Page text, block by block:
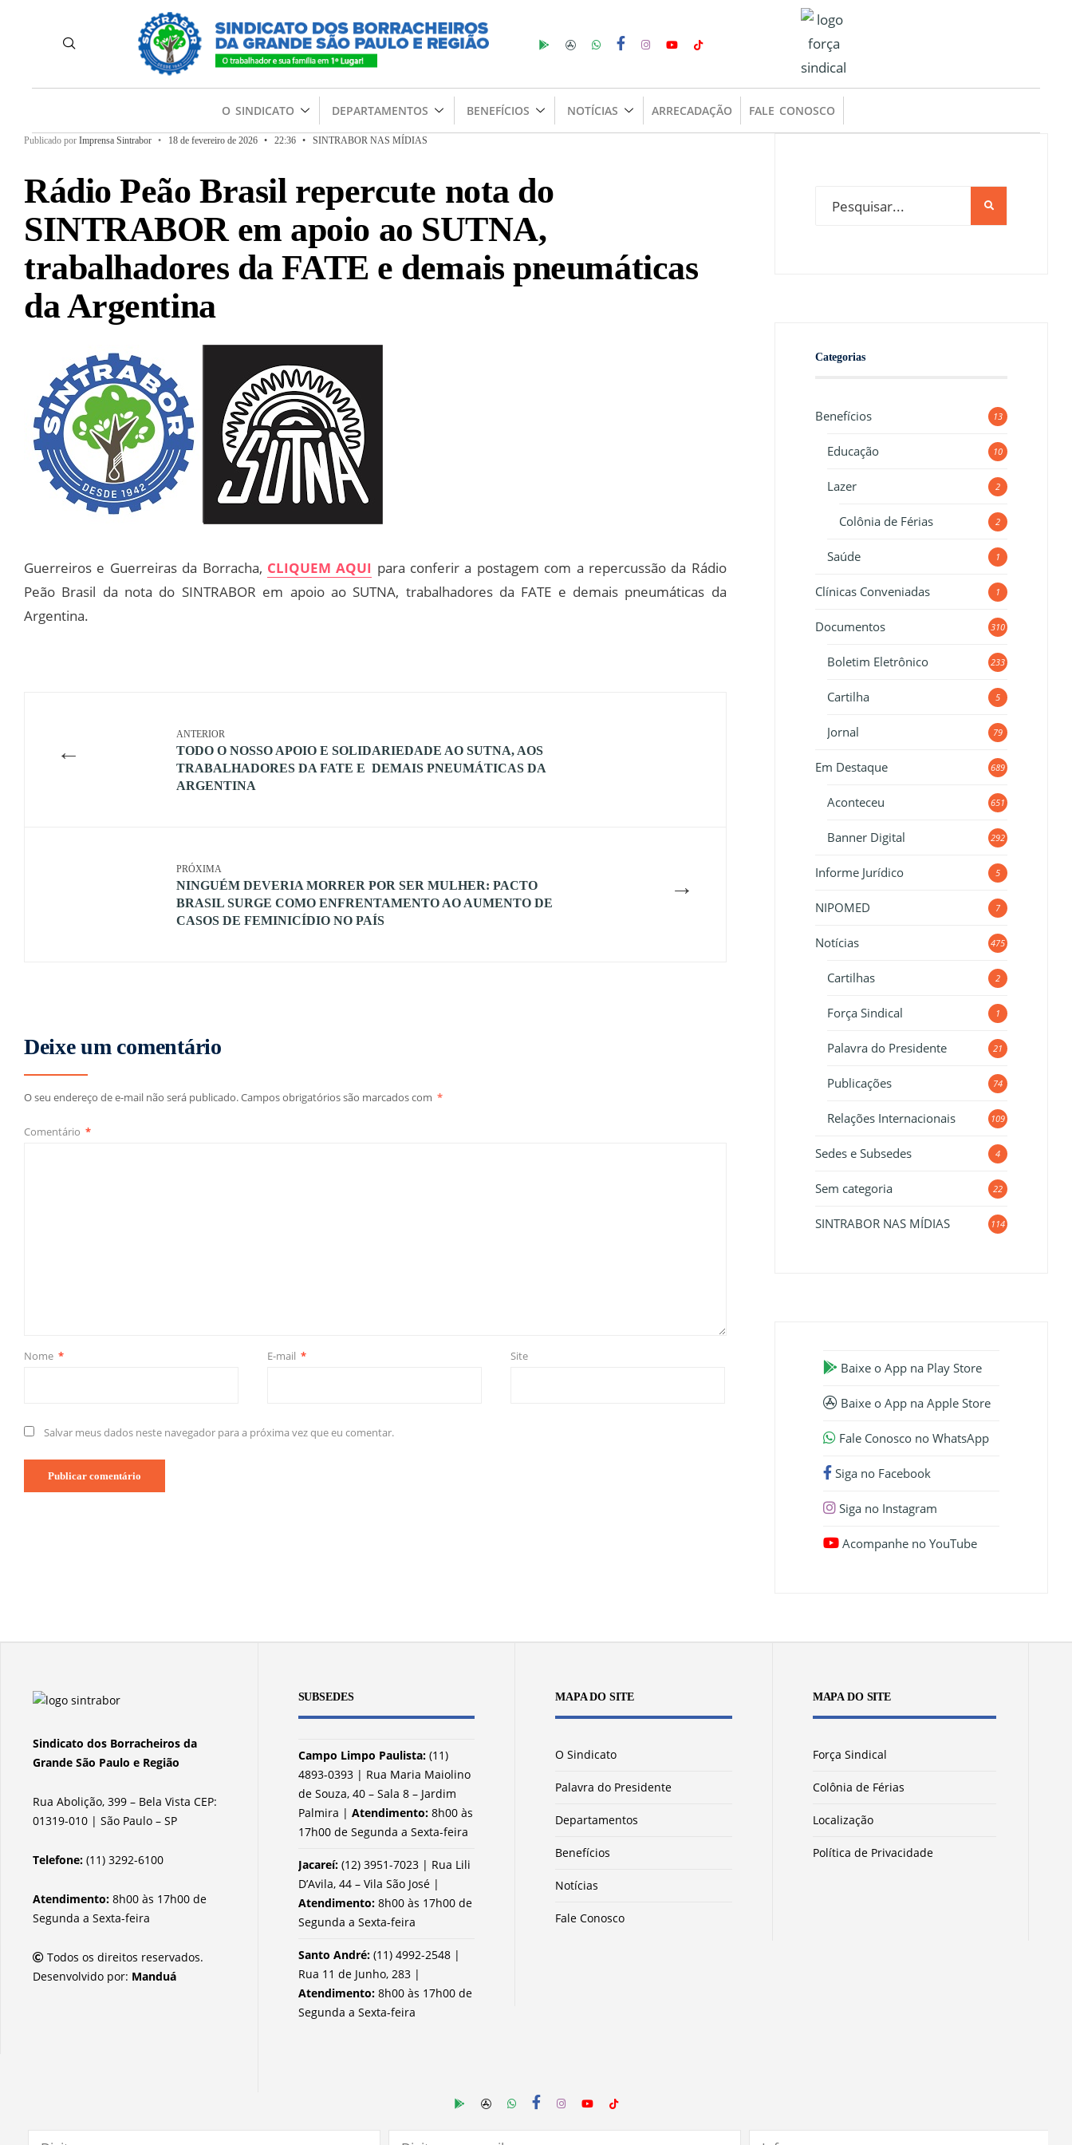
O SINDICATO DEPARTAMENTOS BENEFÍCIOS NOTÍCIAS ARRECADAÇÃO FALE CONOSCO
Publicado por Imprensa Sintrabor • 18 de fevereiro de 2026 • 22:36 • SINTRABOR NAS MÍDIAS
Rádio Peão Brasil repercute nota do
SINTRABOR em apoio ao SUTNA,
trabalhadores da FATE e demais pneumáticas
da Argentina
Guerreiros e Guerreiras da Borracha, CLIQUEM AQUI para conferir a postagem com a repercussão da Rádio
Peão Brasil da nota do SINTRABOR em apoio ao SUTNA, trabalhadores da FATE e demais pneumáticas da
Argentina.
←
ANTERIOR
TODO O NOSSO APOIO E SOLIDARIEDADE AO SUTNA, AOS
TRABALHADORES DA FATE E DEMAIS PNEUMÁTICAS DA
ARGENTINA
→
PRÓXIMA
NINGUÉM DEVERIA MORRER POR SER MULHER: PACTO
BRASIL SURGE COMO ENFRENTAMENTO AO AUMENTO DE
CASOS DE FEMINICÍDIO NO PAÍS
Deixe um comentário
O seu endereço de e-mail não será publicado.Campos obrigatórios são marcados com *
Comentário *
Nome * E-mail * Site
Salvar meus dados neste navegador para a próxima vez que eu comentar.
Categorias
Benefícios 13
Educação 10
Lazer 2
Colônia de Férias 2
Saúde 1
Clínicas Conveniadas 1
Documentos 310
Boletim Eletrônico 233
Cartilha 5
Jornal 79
Em Destaque 689
Aconteceu 651
Banner Digital 292
Informe Jurídico 5
NIPOMED 7
Notícias 475
Cartilhas 2
Força Sindical 1
Palavra do Presidente 21
Publicações 74
Relações Internacionais 109
Sedes e Subsedes 4
Sem categoria 22
SINTRABOR NAS MÍDIAS 114
Baixe o App na Play Store
Baixe o App na Apple Store
Fale Conosco no WhatsApp
Siga no Facebook
Siga no Instagram
Acompanhe no YouTube
Sindicato dos Borracheiros da
Grande São Paulo e Região
Rua Abolição, 399 – Bela Vista CEP:
01319-010 | São Paulo – SP
Telefone: (11) 3292-6100
Atendimento: 8h00 às 17h00 de
Segunda a Sexta-feira
Todos os direitos reservados.
Desenvolvido por: Manduá
SUBSEDES
Campo Limpo Paulista:(11)
4893-0393 | Rua Maria Maiolino
de Souza, 40 – Sala 8 – Jardim
Palmira | Atendimento: 8h00 às
17h00 de Segunda a Sexta-feira
Jacareí:(12) 3951-7023 | Rua Lili
D’Avila, 44 – Vila São José |
Atendimento: 8h00 às 17h00 de
Segunda a Sexta-feira
Santo André: (11) 4992-2548 |
Rua 11 de Junho, 283 |
Atendimento: 8h00 às 17h00 de
Segunda a Sexta-feira
MAPA DO SITE
O Sindicato
Palavra do Presidente
Departamentos
Benefícios
Notícias
Fale Conosco
MAPA DO SITE
Força Sindical
Colônia de Férias
Localização
Política de Privacidade